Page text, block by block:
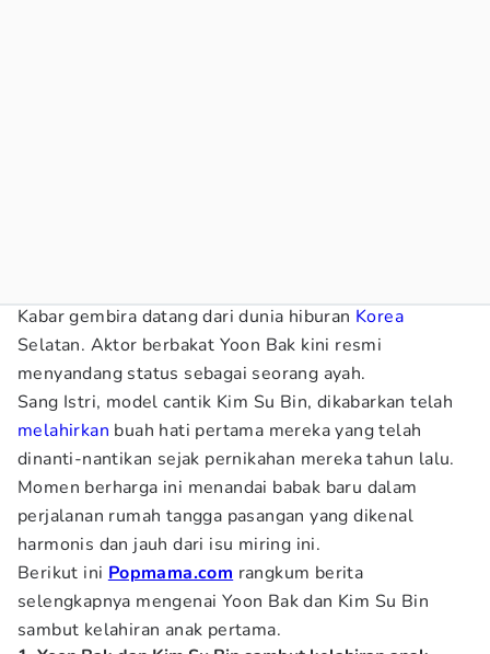
Kabar gembira datang dari dunia hiburan Korea
Selatan. Aktor berbakat Yoon Bak kini resmi
menyandang status sebagai seorang ayah.
Sang Istri, model cantik Kim Su Bin, dikabarkan telah
melahirkan buah hati pertama mereka yang telah
dinanti-nantikan sejak pernikahan mereka tahun lalu.
Momen berharga ini menandai babak baru dalam
perjalanan rumah tangga pasangan yang dikenal
harmonis dan jauh dari isu miring ini.
Berikut ini Popmama.com rangkum berita
selengkapnya mengenai Yoon Bak dan Kim Su Bin
sambut kelahiran anak pertama.